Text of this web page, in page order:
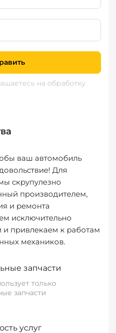
на обработку
ваш автомобиль
Для
скрупулезно
производителем,
и ремонта
исключительно
и привлекаем к работам
механиков.
запчасти
только
запчасти
услуг